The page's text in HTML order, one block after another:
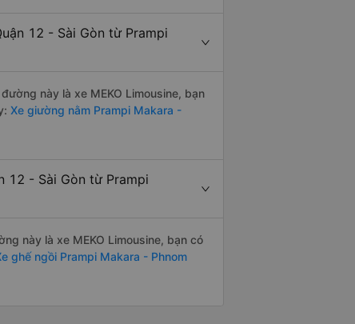
12 - Sài Gòn từ Prampi
này là xe MEKO Limousine, bạn
Xe giường nằm Prampi Makara -
12 - Sài Gòn từ Prampi
này là xe MEKO Limousine, bạn có
ghế ngồi Prampi Makara - Phnom